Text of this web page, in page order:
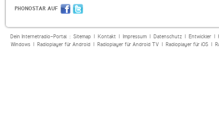
PHONOSTAR AUF
Dein Internetradio-Portal : Sitemap| Kontakt| Impressum| Datenschutz| Entwickler|
Windows| Radioplayer für Android| Radioplayer für Android TV| Radioplayer für iOS|